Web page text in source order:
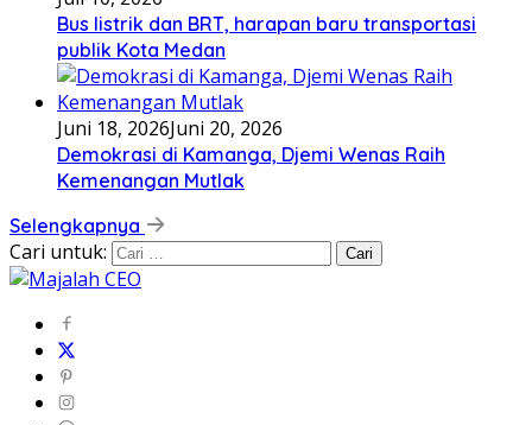
Bus listrik dan BRT, harapan baru transportasi
publik Kota Medan
Juni 18, 2026Juni 20, 2026
Demokrasi di Kamanga, Djemi Wenas Raih
Kemenangan Mutlak
Selengkapnya
Cari untuk: